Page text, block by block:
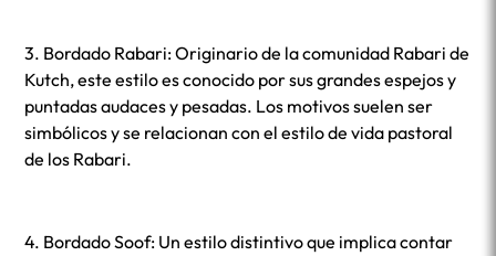
3. Bordado Rabari: Originario de la comunidad Rabari de
Kutch, este estilo es conocido por sus grandes espejos y
puntadas audaces y pesadas. Los motivos suelen ser
simbólicos y se relacionan con el estilo de vida pastoral
de los Rabari.
4. Bordado Soof: Un estilo distintivo que implica contar